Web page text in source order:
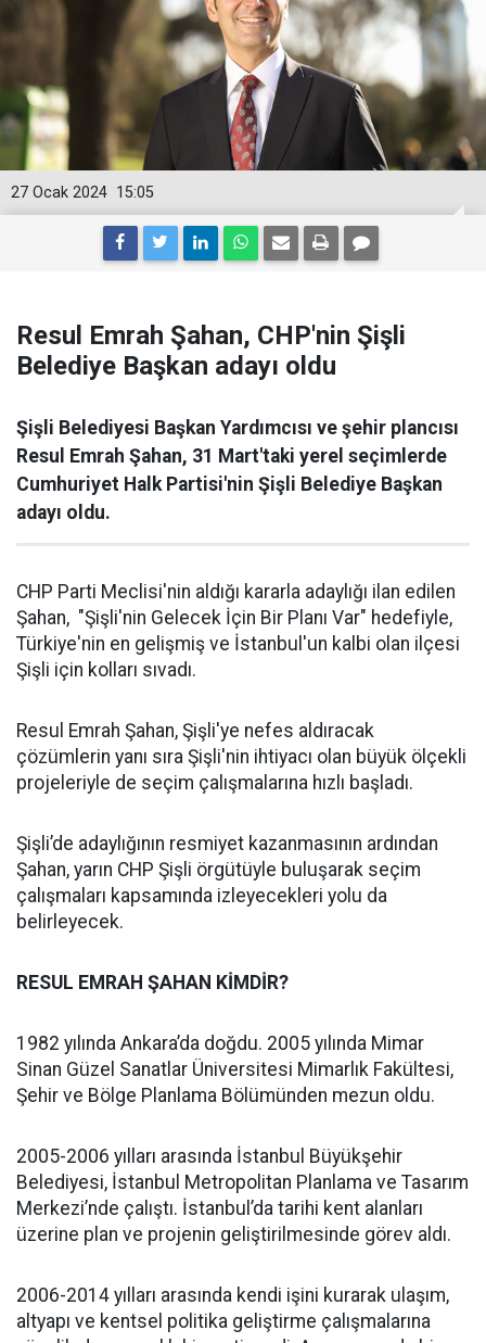
15:05
27 Ocak 2024
Resul Emrah Şahan, CHP'nin Şişli
Belediye Başkan adayı oldu
Şişli Belediyesi Başkan Yardımcısı ve şehir plancısı
Resul Emrah Şahan, 31 Mart'taki yerel seçimlerde
Cumhuriyet Halk Partisi'nin Şişli Belediye Başkan
adayı oldu.
CHP Parti Meclisi'nin aldığı kararla adaylığı ilan edilen
Şahan, "Şişli'nin Gelecek İçin Bir Planı Var" hedefiyle,
Türkiye'nin en gelişmiş ve İstanbul'un kalbi olan ilçesi
Şişli için kolları sıvadı.
Resul Emrah Şahan, Şişli'ye nefes aldıracak
çözümlerin yanı sıra Şişli'nin ihtiyacı olan büyük ölçekli
projeleriyle de seçim çalışmalarına hızlı başladı.
Şişli’de adaylığının resmiyet kazanmasının ardından
Şahan, yarın CHP Şişli örgütüyle buluşarak seçim
çalışmaları kapsamında izleyecekleri yolu da
belirleyecek.
RESUL EMRAH ŞAHAN KİMDİR?
1982 yılında Ankara’da doğdu. 2005 yılında Mimar
Sinan Güzel Sanatlar Üniversitesi Mimarlık Fakültesi,
Şehir ve Bölge Planlama Bölümünden mezun oldu.
2005-2006 yılları arasında İstanbul Büyükşehir
Belediyesi, İstanbul Metropolitan Planlama ve Tasarım
Merkezi’nde çalıştı. İstanbul’da tarihi kent alanları
üzerine plan ve projenin geliştirilmesinde görev aldı.
2006-2014 yılları arasında kendi işini kurarak ulaşım,
altyapı ve kentsel politika geliştirme çalışmalarına